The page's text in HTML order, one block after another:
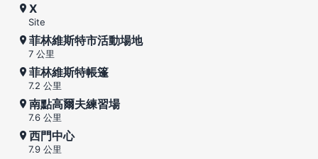
X
Site
菲林維斯特市活動場地
7 公里
菲林維斯特帳篷
7.2 公里
南點高爾夫練習場
7.6 公里
西門中心
7.9 公里